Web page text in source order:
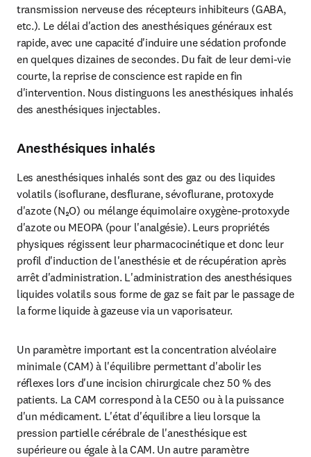
transmission nerveuse des récepteurs inhibiteurs (GABA,
etc.). Le délai d'action des anesthésiques généraux est
rapide, avec une capacité d'induire une sédation profonde
en quelques dizaines de secondes. Du fait de leur demi-vie
courte, la reprise de conscience est rapide en fin
d'intervention. Nous distinguons les anesthésiques inhalés
des anesthésiques injectables.
Anesthésiques inhalés
Les anesthésiques inhalés sont des gaz ou des liquides
volatils (isoflurane, desflurane, sévoflurane, protoxyde
d'azote (N₂O) ou mélange équimolaire oxygène-protoxyde
d'azote ou MEOPA (pour l'analgésie). Leurs propriétés
physiques régissent leur pharmacocinétique et donc leur
profil d'induction de l'anesthésie et de récupération après
arrêt d'administration. L'administration des anesthésiques
liquides volatils sous forme de gaz se fait par le passage de
la forme liquide à gazeuse via un vaporisateur.
Un paramètre important est la concentration alvéolaire
minimale (CAM) à l'équilibre permettant d'abolir les
réflexes lors d'une incision chirurgicale chez 50 % des
patients. La CAM correspond à la CE50 ou à la puissance
d'un médicament. L'état d'équilibre a lieu lorsque la
pression partielle cérébrale de l'anesthésique est
supérieure ou égale à la CAM. Un autre paramètre